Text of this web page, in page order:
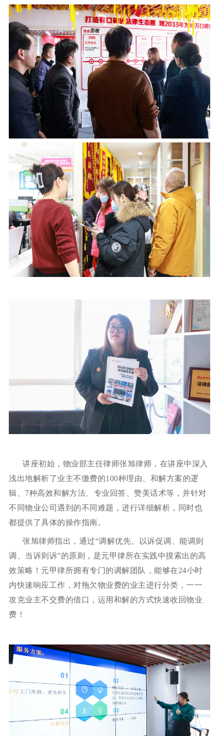
讲座初始，物业部主任律师张旭律师，在讲座中深入
浅出地解析了业主不缴费的100种理由、和解方案的逻
辑、7种高效和解方法、专业回答、赞美话术等，并针对
不同物业公司遇到的不同难题，进行详细解析，同时也
都提供了具体的操作指南。
张旭律师指出，通过“调解优先、以诉促调、能调则
调、当诉则诉”的原则，是元甲律所在实践中摸索出的高
效策略！元甲律所拥有专门的调解团队，能够在24小时
内快速响应工作，对拖欠物业费的业主进行分类，一一
攻克业主不交费的借口，运用和解的方式快速收回物业
费！